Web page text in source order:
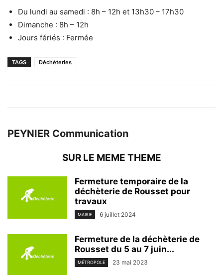
Du lundi au samedi : 8h – 12h et 13h30 – 17h30
Dimanche : 8h – 12h
Jours fériés : Fermée
TAGS Déchèteries
PEYNIER Communication
SUR LE MEME THEME
Fermeture temporaire de la
déchèterie de Rousset pour
travaux
MAIRIE 6 juillet 2024
Fermeture de la déchèterie de
Rousset du 5 au 7 juin...
MÉTROPOLE 23 mai 2023